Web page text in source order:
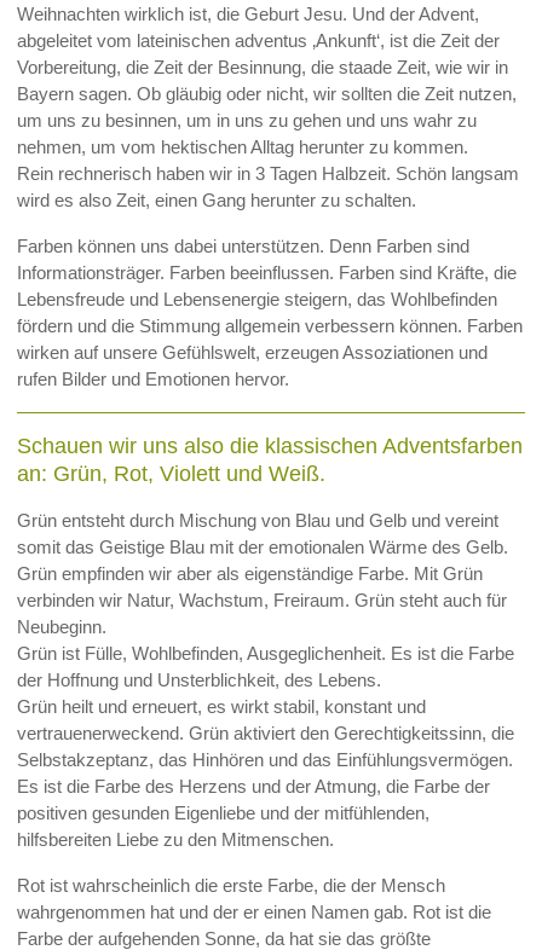
Weihnachten wirklich ist, die Geburt Jesu. Und der Advent,
abgeleitet vom lateinischen adventus ‚Ankunft‘, ist die Zeit der
Vorbereitung, die Zeit der Besinnung, die staade Zeit, wie wir in
Bayern sagen. Ob gläubig oder nicht, wir sollten die Zeit nutzen,
um uns zu besinnen, um in uns zu gehen und uns wahr zu
nehmen, um vom hektischen Alltag herunter zu kommen.
Rein rechnerisch haben wir in 3 Tagen Halbzeit. Schön langsam
wird es also Zeit, einen Gang herunter zu schalten.
Farben können uns dabei unterstützen. Denn Farben sind
Informationsträger. Farben beeinflussen. Farben sind Kräfte, die
Lebensfreude und Lebensenergie steigern, das Wohlbefinden
fördern und die Stimmung allgemein verbessern können. Farben
wirken auf unsere Gefühlswelt, erzeugen Assoziationen und
rufen Bilder und Emotionen hervor.
Schauen wir uns also die klassischen Adventsfarben
an: Grün, Rot, Violett und Weiß.
Grün entsteht durch Mischung von Blau und Gelb und vereint
somit das Geistige Blau mit der emotionalen Wärme des Gelb.
Grün empfinden wir aber als eigenständige Farbe. Mit Grün
verbinden wir Natur, Wachstum, Freiraum. Grün steht auch für
Neubeginn.
Grün ist Fülle, Wohlbefinden, Ausgeglichenheit. Es ist die Farbe
der Hoffnung und Unsterblichkeit, des Lebens.
Grün heilt und erneuert, es wirkt stabil, konstant und
vertrauenerweckend. Grün aktiviert den Gerechtigkeitssinn, die
Selbstakzeptanz, das Hinhören und das Einfühlungsvermögen.
Es ist die Farbe des Herzens und der Atmung, die Farbe der
positiven gesunden Eigenliebe und der mitfühlenden,
hilfsbereiten Liebe zu den Mitmenschen.
Rot ist wahrscheinlich die erste Farbe, die der Mensch
wahrgenommen hat und der er einen Namen gab. Rot ist die
Farbe der aufgehenden Sonne, da hat sie das größte